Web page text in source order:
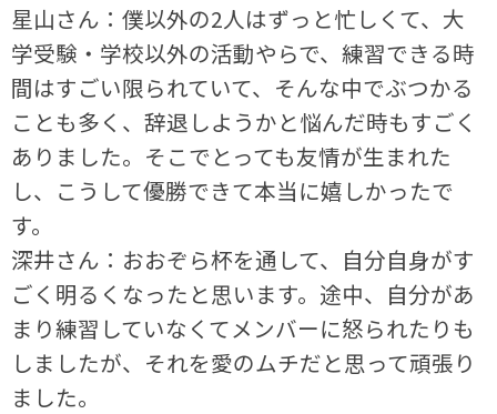
星山さん：僕以外の2人はずっと忙しくて、大
学受験・学校以外の活動やらで、練習できる時
間はすごい限られていて、そんな中でぶつかる
ことも多く、辞退しようかと悩んだ時もすごく
ありました。そこでとっても友情が生まれた
し、こうして優勝できて本当に嬉しかったで
す。
深井さん：おおぞら杯を通して、自分自身がす
ごく明るくなったと思います。途中、自分があ
まり練習していなくてメンバーに怒られたりも
しましたが、それを愛のムチだと思って頑張り
ました。